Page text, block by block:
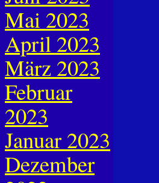
Mai 2023
April 2023
März 2023
Februar
2023
Januar 2023
Dezember